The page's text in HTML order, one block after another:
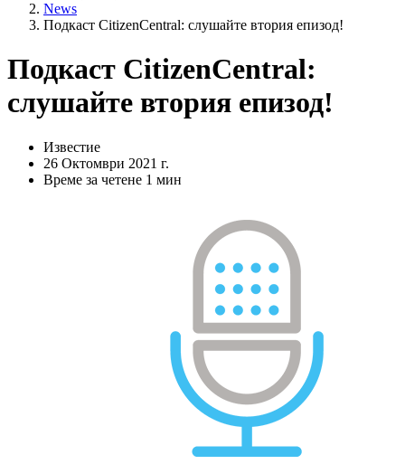
News
Подкаст CitizenCentral: слушайте втория епизод!
Подкаст CitizenCentral:
слушайте втория епизод!
Известие
26 Oктомври 2021 г.
Време за четене 1 мин